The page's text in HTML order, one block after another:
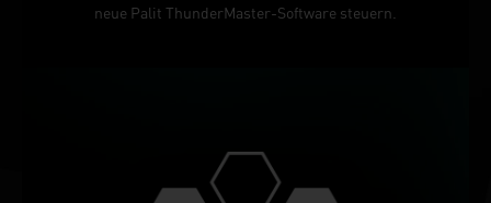
neue Palit ThunderMaster-Software steuern.